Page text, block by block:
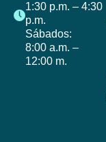
1:30 p.m. – 4:30
p.m.
Sábados:
8:00 a.m. –
12:00 m.